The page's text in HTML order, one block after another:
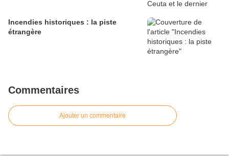
Incendies historiques : la piste
étrangère
Commentaires
Ajouter un commentaire